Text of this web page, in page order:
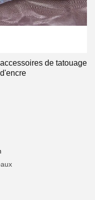
de tatouage